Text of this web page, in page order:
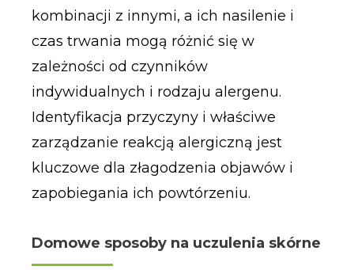
kombinacji z innymi, a ich nasilenie i
czas trwania mogą różnić się w
zależności od czynników
indywidualnych i rodzaju alergenu.
Identyfikacja przyczyny i właściwe
zarządzanie reakcją alergiczną jest
kluczowe dla złagodzenia objawów i
zapobiegania ich powtórzeniu.
Domowe sposoby na uczulenia skórne